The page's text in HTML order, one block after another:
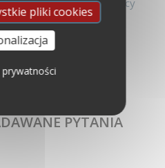
takim jakwosk barwiący
PYTANIA
pliki cookies
prywatności